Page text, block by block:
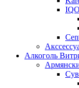
Алкоголь